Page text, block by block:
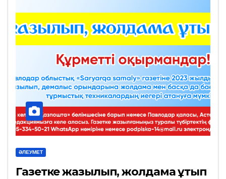
ӘЛЕУМЕТ
Газетке жазылып, жолдама ұтып